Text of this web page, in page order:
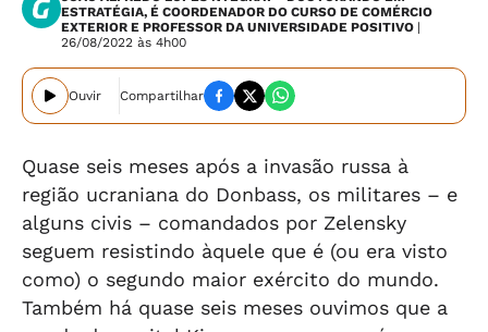
ESTRATÉGIA, É COORDENADOR DO CURSO DE COMÉRCIO
EXTERIOR E PROFESSOR DA UNIVERSIDADE POSITIVO |
26/08/2022 às 4h00
Ouvir Compartilhar
Quase seis meses após a invasão russa à
região ucraniana do Donbass, os militares – e
alguns civis – comandados por Zelensky
seguem resistindo àquele que é (ou era visto
como) o segundo maior exército do mundo.
Também há quase seis meses ouvimos que a